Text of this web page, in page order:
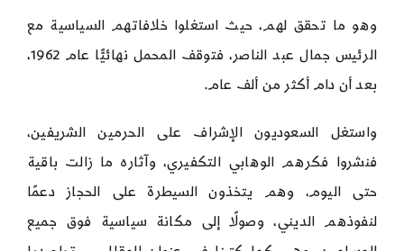
وهو ما تحقق لهم، حيث استغلوا خلافاتهم السياسية مع
الرئيس جمال عبد الناصر، فتوقف المحمل نهائيًّا عام 1962،
بعد أن دام أكثر من ألف عام.
واستغل السعوديون الإشراف على الحرمين الشريفين،
فنشروا فكرهم الوهابي التكفيري، وآثاره ما زالت باقية
حتى اليوم، وهم يتخذون السيطرة على الحجاز دعمًا
لنفوذهم الديني، وصولًا إلى مكانة سياسية فوق جميع